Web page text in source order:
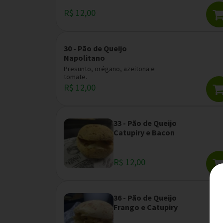
R$ 12,00
30 - Pão de Queijo
Napolitano
Presunto, orégano, azeitona e
tomate.
R$ 12,00
33 - Pão de Queijo
Catupiry e Bacon
R$ 12,00
36 - Pão de Queijo
Frango e Catupiry